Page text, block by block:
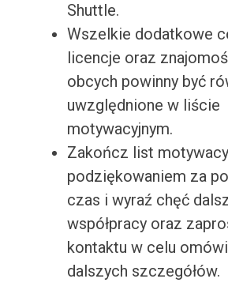
Shuttle.
Wszelkie dodatkowe
licencje oraz
obcych powinny być
uwzględnione w liście
motywacyjnym.
Zakończ list
podziękowaniem za
czas i wyraź chęć
współpracy oraz
kontaktu w celu
dalszych szczegółów.